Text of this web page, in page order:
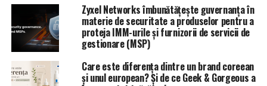
În schimb, deşi a permis Veneţiei să atragă cineaşti de
renume ca Alfon Cuaron, fraţii Coen sau Paul
Greengrass, alegerea Mostrei de a-şi deschide larg
porţile pentru giganţi web i-au atras furia organizaţiilor
profesionale din industria cinematografică.
Zyxel Networks îmbunătățește guvernanța în
materie de securitate a produselor pentru a
proteja IMM-urile și furnizorii de servicii de
gestionare (MSP)
Care este diferența dintre un brand coreean
și unul european? Și de ce Geek & Gorgeous a